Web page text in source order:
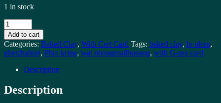
1 in stock
พระ
กริ่ง
คลอง
หลวง
พ่อ
Add to cart
Categories: Baked Clay, With Cert Card Tags: baked clay, lp plern,
phetchaburi, Phra kring, wat nhongmailhueang, with G-pra card
Description
Description